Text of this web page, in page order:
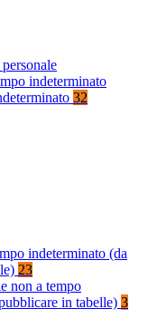
indeterminato
32
indeterminato (da
23
non a tempo
in tabelle) 3